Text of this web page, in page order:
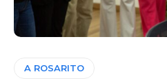
A ROSARITO